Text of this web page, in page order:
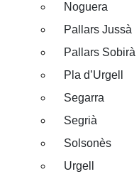
Noguera
Pallars Jussà
Pallars Sobirà
Pla d’Urgell
Segarra
Segrià
Solsonès
Urgell